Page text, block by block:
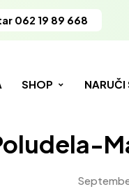
062 19 89 668
SHOP